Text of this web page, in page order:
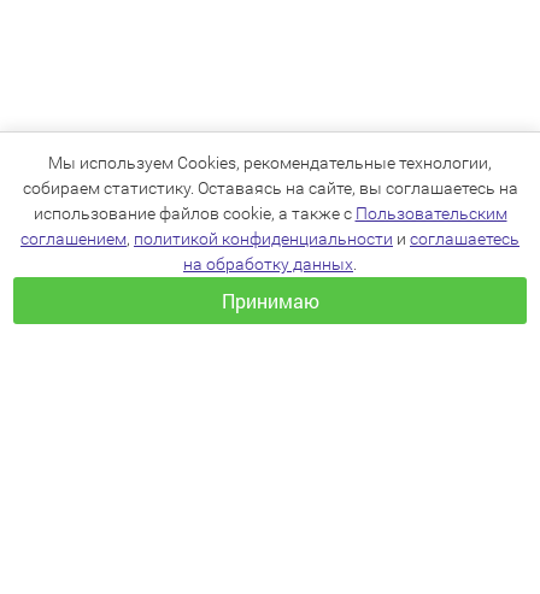
Мы используем Cookies, рекомендательные технологии,
собираем статистику. Оставаясь на сайте, вы соглашаетесь на
использование файлов cookie, а также с Пользовательским
соглашением, политикой конфиденциальности и соглашаетесь
на обработку данных
Принимаю